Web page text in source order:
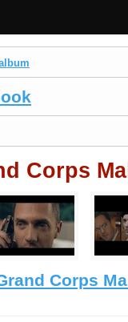
Corps
Corps